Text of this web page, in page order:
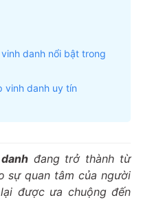
danh nổi bật trong
vinh danh uy tín
đang trở thành từ
sự quan tâm của người
được ưa chuộng đến